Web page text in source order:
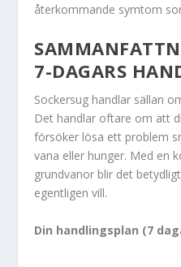
återkommande symtom
7-DAGARS
Sockersug handlar sällan
Det handlar oftare om att
försöker lösa ett problem
vana eller hunger. Med en
grundvanor blir det
egentligen vill.
Din handlingsplan (7